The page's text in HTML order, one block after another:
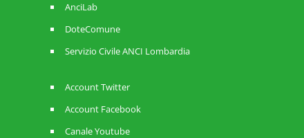
AnciLab
DoteComune
Servizio Civile ANCI Lombardia
Account Twitter
Account Facebook
Canale Youtube